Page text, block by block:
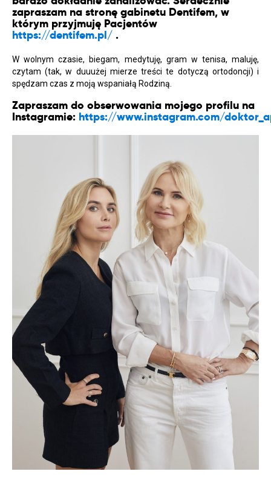
zapraszam na stronę gabinetu Dentifem, w
którym przyjmuję Pacjentów
https://dentifem.pl/ .
W wolnym czasie, biegam, medytuję, gram w tenisa, maluję,
czytam (tak, w duuużej mierze treści te dotyczą ortodoncji) i
spędzam czas z moją wspaniałą Rodziną.
Zapraszam do obserwowania mojego profilu na
Instagramie: https://www.instagram.com/